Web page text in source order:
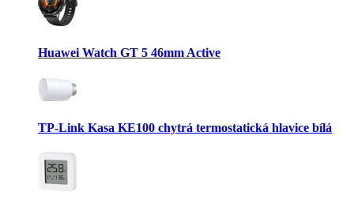
Huawei Watch GT 5 46mm Active
TP-Link Kasa KE100 chytrá termostatická hlavice bílá